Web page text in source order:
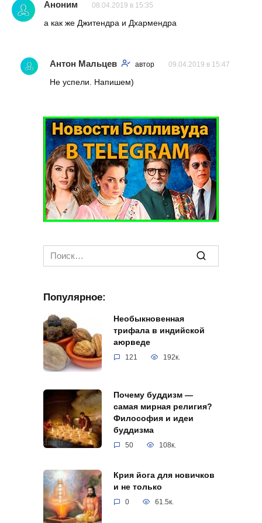
Аноним 08.04.2019 в 15:35
а как же Джитендра и Дхармендра
Антон Мальцев автор 09.04.2019 в 15:47
Не успели. Напишем)
Search
for:
Популярное:
Необыкновенная
трифала в индийской
аюрведе
121 192к.
Почему буддизм —
самая мирная религия?
Философия и идеи
буддизма
50 108к.
Крия йога для новичков
и не только
0 61.5к.